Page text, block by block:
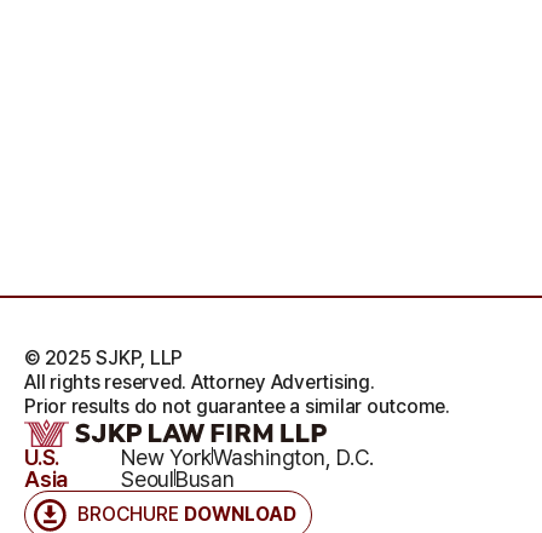
BROCHURE DOWNLOAD
U.S. New YorkWashington, D.C.
Asia
SeoulBusan
© 2025 SJKP, LLP
All rights reserved. Attorney Advertising.
Prior results do not guarantee a similar outcome.